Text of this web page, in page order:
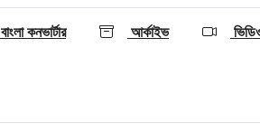
বাংলা কনভার্টার আর্কাইভ